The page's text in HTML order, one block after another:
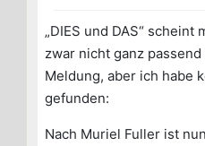
„DIES und DAS“
zwar nicht ganz
Meldung, aber ich habe
gefunden:
Nach Muriel Fuller ist